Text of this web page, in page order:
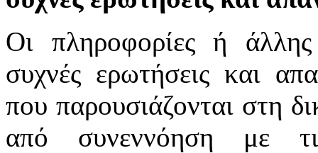
Οι πληροφορίες ή άλλης
συχνές ερωτήσεις και
που παρουσιάζονται στη
από συνεννόηση με